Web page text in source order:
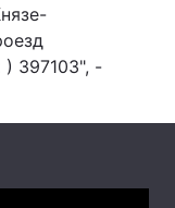
397103", -